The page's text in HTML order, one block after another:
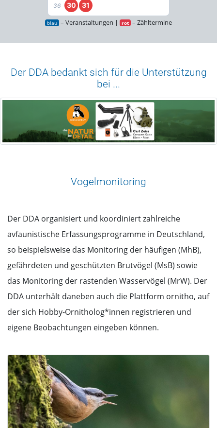
36 30 31
blau – Veranstaltungen | rot – Zähltermine
Der DDA bedankt sich für die Unterstützung
bei ...
Vogelmonitoring
Der DDA organisiert und koordiniert zahlreiche
avfaunistische Erfassungsprogramme in Deutschland,
so beispielsweise das Monitoring der häufigen (MhB),
gefährdeten und geschützten Brutvögel (MsB) sowie
das Monitoring der rastenden Wasservögel (MrW). Der
DDA unterhält daneben auch die Plattform ornitho, auf
der sich Hobby-Ornitholog*innen registrieren und
eigene Beobachtungen eingeben können.